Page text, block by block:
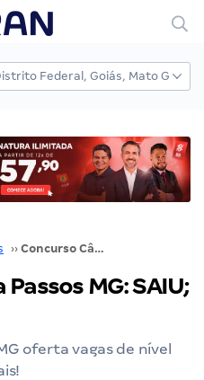
›› Concurso Câmara Passos MG: SAIU; até R$ 5,4 mil!
MG: SAIU;
oferta vagas de nível